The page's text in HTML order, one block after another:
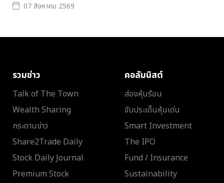
07 สิงหาคม 2569
รวมข่าว
Talk of The Town
Wealth Sharing
กระดานข่าว
Share2Trade Daily
Stock Daily Journal
Premium Stock
คอลัมนิสต์
ส่องหุ้นร้อน
จับประเด็นหุ้นเด่น
Smart Investment
The IPO
Fund / Insurance
Sustainability